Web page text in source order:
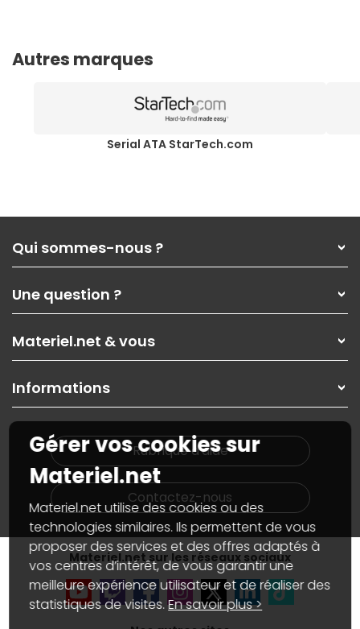
Autres marques
Serial ATA StarTech.com
Qui sommes-nous ?
Nos services
Les magasins Materiel.net
Nos solutions pour les pros
Contactez-nous
Une question ?
Paiement, livraison
Garanties,Pack Zen
SAV, demander un retour
Informations
Materiel.net & vous
On rachète votre carte graphique
PC sur mesure : Votre RDV personnalisé
Notre démarche écologique
Materiel.net recrute
Notre programme d'affiliation
Partenariat & Sponsoring
Informations
Plan du site
Nos marques
Conditions générales de vente
Marketplace
Informations légales
Données personnelles etcookies
Gérer vos cookies
Accessibilité : non conforme
Rubrique d'aide
Contactez-nous
Materiel.net sur les réseaux sociaux
Gérer vos cookies sur
Materiel.net
Materiel.net utilise des cookies ou des
technologies similaires. Ils permettent de vous
proposer des services et des offres adaptés à
vos centres d’intérêt, de vous garantir une
meilleure expérience utilisateur et de réaliser des
statistiques de visites.En savoir plus >